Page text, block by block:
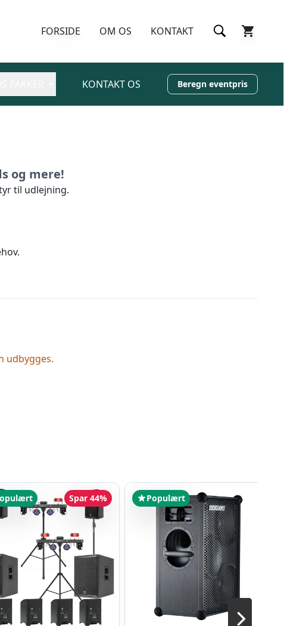
FORSIDE OM OS KONTAKT
KONTAKT OS Beregn eventpris
og mere!
til udlejning.
udbygges.
Spar 44% Populært